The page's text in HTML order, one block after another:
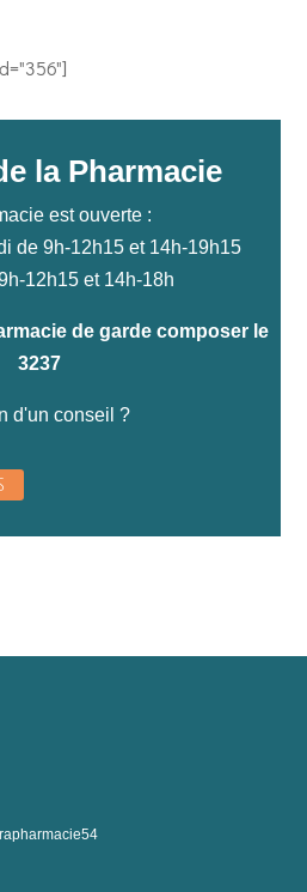
la Pharmacie
est ouverte :
de 9h-12h15 et 14h-19h15
12h15 et 14h-18h
de garde composer le
3237
d'un conseil ?